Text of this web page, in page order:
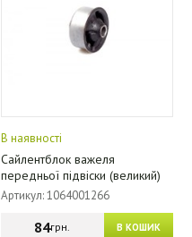
В наявності
Сайлентблок важеля
передньої підвіски (великий)
Артикул: 1064001266
В КОШИК
84грн.